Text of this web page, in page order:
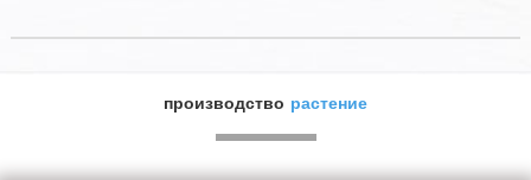
производство растение